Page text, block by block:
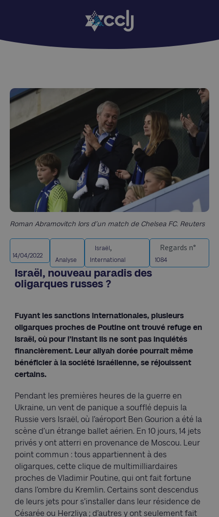
Roman Abramovitch lors d’un match de Chelsea FC. Reuters
14/04/2022
Analyse
Israël,
International
Regards n°
1084
Israël, nouveau paradis des
oligarques russes ?
Fuyant les sanctions internationales, plusieurs
oligarques proches de Poutine ont trouvé refuge en
Israël, où pour l’instant ils ne sont pas inquiétés
financièrement. Leur aliyah dorée pourrait même
bénéficier à la société israélienne, se réjouissent
certains.
Pendant les premières heures de la guerre en
Ukraine, un vent de panique a soufflé depuis la
Russie vers Israël, où l’aéroport Ben Gourion a été la
scène d’un étrange ballet aérien. En 10 jours, 14 jets
privés y ont atterri en provenance de Moscou. Leur
point commun : tous appartiennent à des
oligarques, cette clique de multimilliardaires
proches de Vladimir Poutine, qui ont fait fortune
dans l’ombre du Kremlin. Certains sont descendus
de leurs jets pour s’installer dans leur résidence de
Césarée ou Herzliya ; d’autres y ont seulement fait